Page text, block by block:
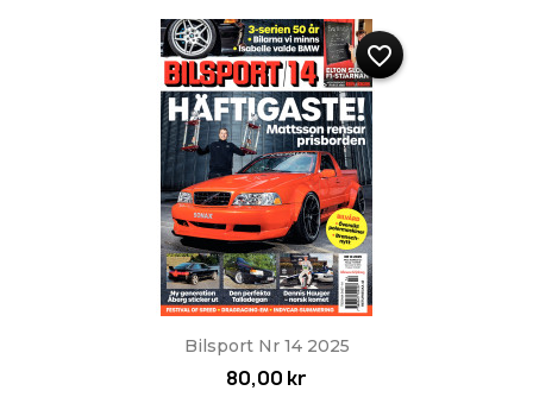
Bilsport Nr 14 2025
80,00 kr
favorite_border